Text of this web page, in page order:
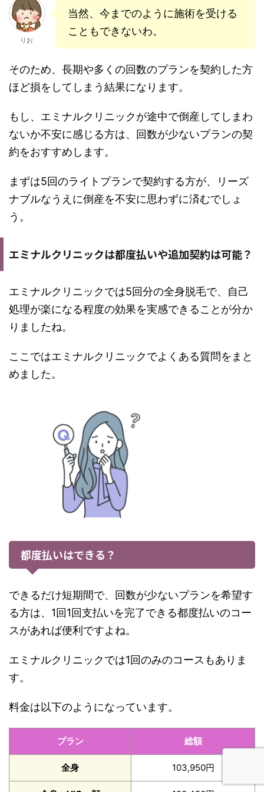
りお
当然、今までのように施術を受ける
こともできないわ。
そのため、長期や多くの回数のプランを契約した方
ほど損をしてしまう結果になります。
もし、エミナルクリニックが途中で倒産してしまわ
ないか不安に感じる方は、回数が少ないプランの契
約をおすすめします。
まずは5回のライトプランで契約する方が、リーズ
ナブルなうえに倒産を不安に思わずに済むでしょ
う。
エミナルクリニックは都度払いや追加契約は可能？
エミナルクリニックでは5回分の全身脱毛で、自己
処理が楽になる程度の効果を実感できることが分か
りましたね。
ここではエミナルクリニックでよくある質問をまと
めました。
都度払いはできる？
できるだけ短期間で、回数が少ないプランを希望す
る方は、1回1回支払いを完了できる都度払いのコー
スがあれば便利ですよね。
エミナルクリニックでは1回のみのコースもありま
す。
料金は以下のようになっています。
プラン 総額
全身 103,950円